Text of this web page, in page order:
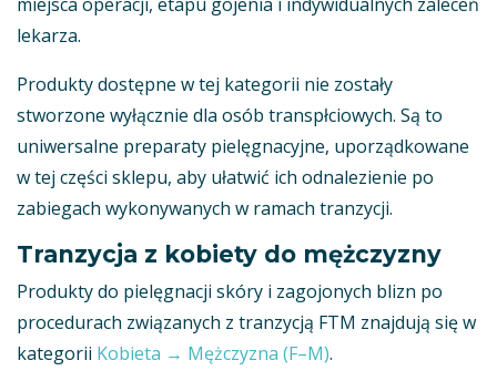
lekarza.
Produkty dostępne w tej kategorii nie zostały
stworzone wyłącznie dla osób transpłciowych. Są to
uniwersalne preparaty pielęgnacyjne, uporządkowane
w tej części sklepu, aby ułatwić ich odnalezienie po
zabiegach wykonywanych w ramach tranzycji.
Tranzycja z kobiety do mężczyzny
Produkty do pielęgnacji skóry i zagojonych blizn po
procedurach związanych z tranzycją FTM znajdują się w
kategorii Kobieta → Mężczyzna (F–M).